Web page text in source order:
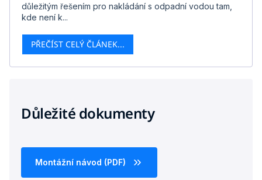
důležitým řešením pro nakládání s odpadní vodou tam,
kde není k...
PŘEČÍST CELÝ ČLÁNEK...
Důležité dokumenty
Montážní návod (PDF)